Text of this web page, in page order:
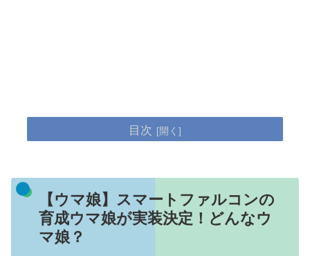
目次
【ウマ娘】スマートファルコンの
育成ウマ娘が実装決定！どんなウ
マ娘？